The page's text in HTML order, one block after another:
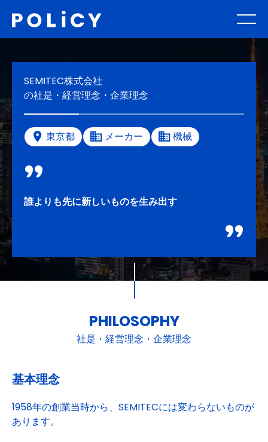
SEMITEC株式会社
の社是・経営理念・企業理念
東京都 メーカー 機械
誰よりも先に新しいものを生み出す
PHILOSOPHY
社是・経営理念・企業理念
基本理念
1958年の創業当時から、SEMITECには変わらないものが
あります。